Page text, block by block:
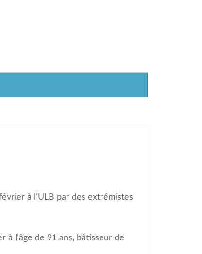
à l’ULB par des extrémistes
à l’âge de 91 ans, bâtisseur de